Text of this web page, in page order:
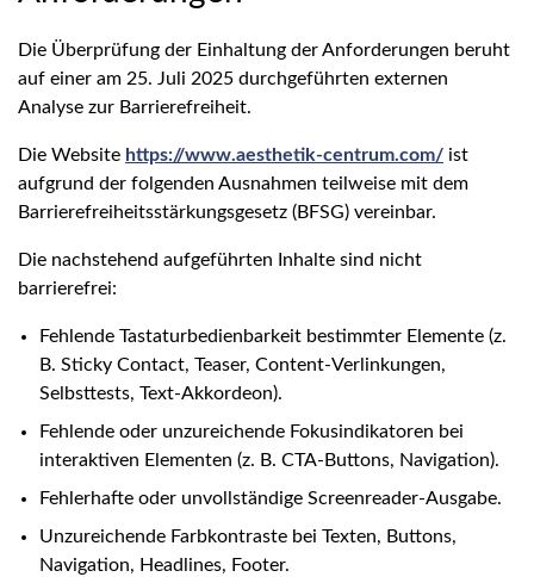
Die Überprüfung der Einhaltung der Anforderungen beruht
auf einer am 25. Juli 2025 durchgeführten externen
Analyse zur Barrierefreiheit.
Die Website https://www.aesthetik-centrum.com/ ist
aufgrund der folgenden Ausnahmen teilweise mit dem
Barrierefreiheitsstärkungsgesetz (BFSG) vereinbar.
Die nachstehend aufgeführten Inhalte sind nicht
barrierefrei:
Fehlende Tastaturbedienbarkeit bestimmter Elemente (z.
B. Sticky Contact, Teaser, Content-Verlinkungen,
Selbsttests, Text-Akkordeon).
Fehlende oder unzureichende Fokusindikatoren bei
interaktiven Elementen (z. B. CTA-Buttons, Navigation).
Fehlerhafte oder unvollständige Screenreader-Ausgabe.
Unzureichende Farbkontraste bei Texten, Buttons,
Navigation, Headlines, Footer.